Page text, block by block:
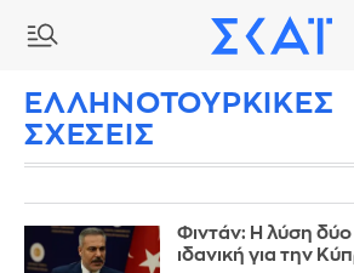
ΕΛΛΗΝΟΤΟΥΡΚΙΚΕΣ
ΣΧΕΣΕΙΣ
Φιντάν: Η λύση δύο
ιδανική για την